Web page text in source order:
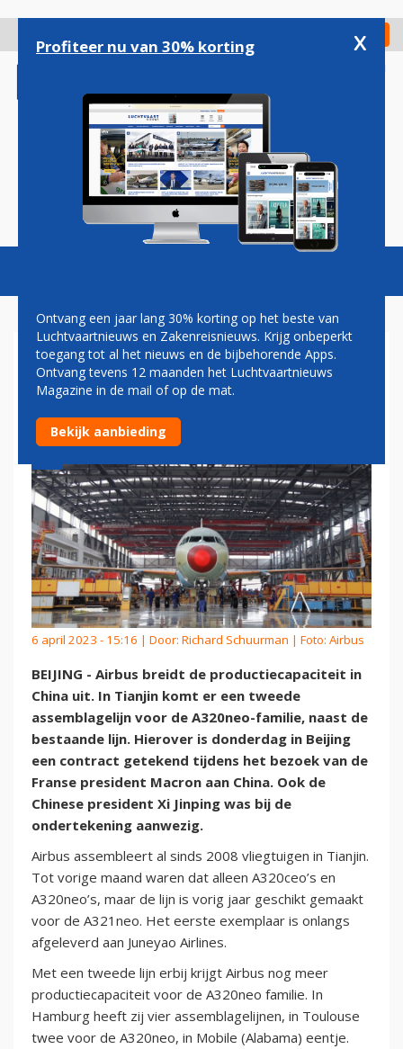
gaan
Check in
Magazine Podcasts Vacatures
AIRBUS BOUWT TWEEDE
ASSEMBLAGELIJN IN CHINA
6 april 2023 - 15:16 | Door: Richard Schuurman | Foto: Airbus
BEIJING - Airbus breidt de productiecapaciteit in
China uit. In Tianjin komt er een tweede
assemblagelijn voor de A320neo-familie, naast de
bestaande lijn. Hierover is donderdag in Beijing
een contract getekend tijdens het bezoek van de
Franse president Macron aan China. Ook de
Chinese president Xi Jinping was bij de
ondertekening aanwezig.
Airbus assembleert al sinds 2008 vliegtuigen in Tianjin.
Tot vorige maand waren dat alleen A320ceo’s en
A320neo’s, maar de lijn is vorig jaar geschikt gemaakt
voor de A321neo. Het eerste exemplaar is onlangs
afgeleverd aan Juneyao Airlines.
Met een tweede lijn erbij krijgt Airbus nog meer
productiecapaciteit voor de A320neo familie. In
Hamburg heeft zij vier assemblagelijnen, in Toulouse
twee voor de A320neo, in Mobile (Alabama) eentje.
Profiteer nu van 30% korting x
Ontvang een jaar lang 30% korting op het beste van
Luchtvaartnieuws en Zakenreisnieuws. Krijg onbeperkt
toegang tot al het nieuws en de bijbehorende Apps.
Ontvang tevens 12 maanden het Luchtvaartnieuws
Magazine in de mail of op de mat.
Bekijk aanbieding